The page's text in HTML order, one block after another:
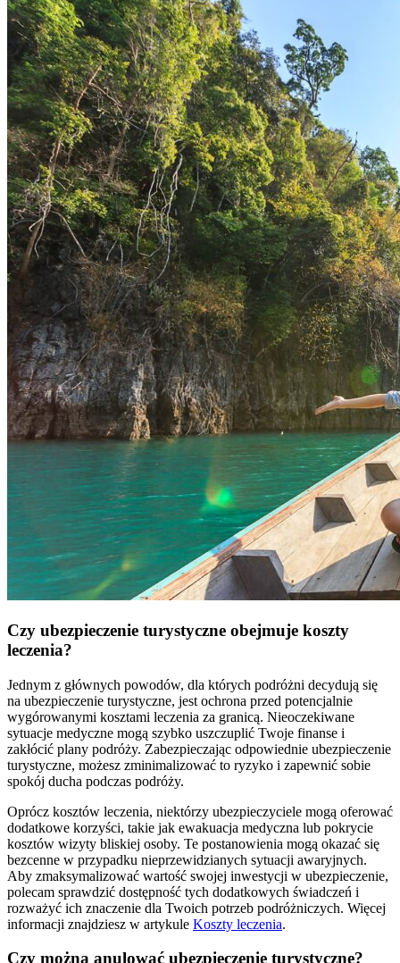
Czy ubezpieczenie turystyczne obejmuje koszty
leczenia?
Jednym z głównych powodów, dla których podróżni decydują się
na ubezpieczenie turystyczne, jest ochrona przed potencjalnie
wygórowanymi kosztami leczenia za granicą. Nieoczekiwane
sytuacje medyczne mogą szybko uszczuplić Twoje finanse i
zakłócić plany podróży. Zabezpieczając odpowiednie ubezpieczenie
turystyczne, możesz zminimalizować to ryzyko i zapewnić sobie
spokój ducha podczas podróży.
Oprócz kosztów leczenia, niektórzy ubezpieczyciele mogą oferować
dodatkowe korzyści, takie jak ewakuacja medyczna lub pokrycie
kosztów wizyty bliskiej osoby. Te postanowienia mogą okazać się
bezcenne w przypadku nieprzewidzianych sytuacji awaryjnych.
Aby zmaksymalizować wartość swojej inwestycji w ubezpieczenie,
polecam sprawdzić dostępność tych dodatkowych świadczeń i
rozważyć ich znaczenie dla Twoich potrzeb podróżniczych. Więcej
informacji znajdziesz w artykule Koszty leczenia.
Czy można anulować ubezpieczenie turystyczne?